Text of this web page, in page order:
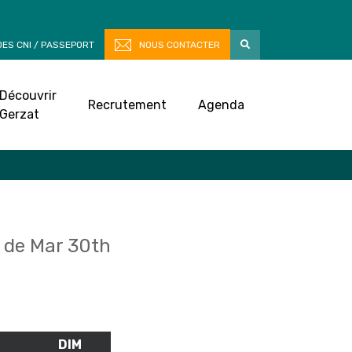
CNI / PASSEPORT NOUS CONTACTER
Découvrir
Gerzat
Recrutement Agenda
de Mar 30th
DIM